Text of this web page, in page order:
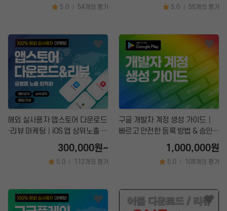
5.0 54개의 평가 5.0 55개의 평가
해외 실사용자 앱스토어 다운로드
·리뷰 마케팅│iOS 앱 상위노출 서
300,000원~
5.0 112개의 평가
구글 개발자 계정 생성 가이드│
빠르고 안전한 등록 방법 & 승인
1,000,000원
5.0 108개의 평가